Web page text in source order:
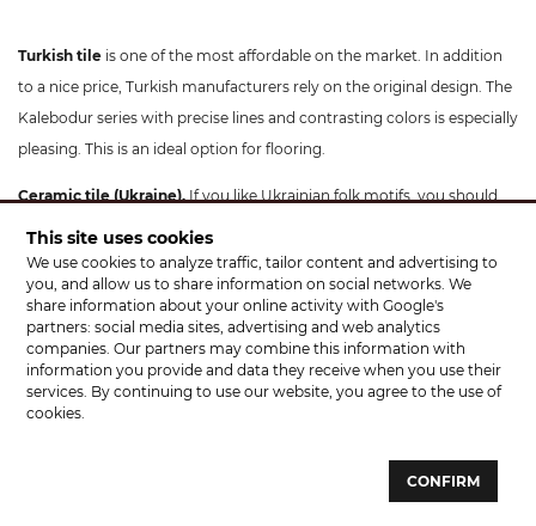
Turkish tile is one of the most affordable on the market. In addition
to a nice price, Turkish manufacturers rely on the original design. The
Kalebodur series with precise lines and contrasting colors is especially
pleasing. This is an ideal option for flooring.
Ceramic tile (Ukraine).If you like Ukrainian folk motifs, you should
view the product catalog from Golden Tile, Cersanit, Interkerama,
Atem. Especially fresh and "alive" are the floral ornaments in the
collections of Atem. Ukrainian manufacturers do everything to make
their products more accessible to every consumer: domestic raw
materials, the latest equipment, energy-saving technologies - all this
helps to significantly reduce the price of tiles.
can find the products of some of them only in the store "CERAMA
MARKET" in Lviv. The full tile catalog can be viewed at the top, use
This site uses cookies
We use cookies to analyze traffic, tailor content and advertising to
you, and allow us to share information on social networks. We
share information about your online activity with Google's
partners: social media sites, advertising and web analytics
companies. Our partners may combine this information with
information you provide and data they receive when you use their
services. By continuing to use our website, you agree to the use of
cookies.
CONFIRM